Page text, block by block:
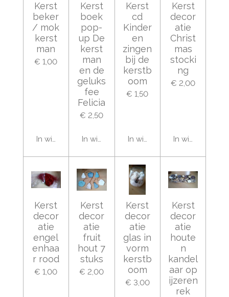
Kerst
beker
/ mok
kerst
man
€ 1,00
In winkelwagen
Kerst
boek
pop-
up De
kerst
man
en de
geluks
fee
Felicia
€ 2,50
In winkelwagen
Kerst
cd
Kinder
en
zingen
bij de
kerstb
oom
€ 1,50
In winkelwagen
Kerst
decor
atie
Christ
mas
stocki
ng
€ 2,00
In
Kerst
decor
atie
engel
enhaa
r rood
€ 1,00
Kerst
decor
atie
fruit
hout 7
stuks
€ 2,00
Kerst
decor
atie
glas in
vorm
kerstb
oom
€ 3,00
Kerst
decor
atie
houte
n
kandel
aar op
ijzeren
rek